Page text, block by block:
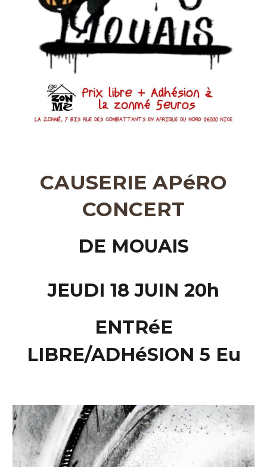
CAUSERIE APéRO
CONCERT
DE MOUAIS
JEUDI 18 JUIN 20h
ENTRéE
LIBRE/ADHéSION 5 Eu